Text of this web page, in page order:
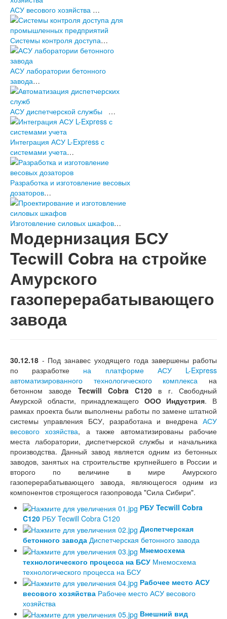
АСУ весового хозяйства …
Системы контроля доступа…
АСУ лаборатории бетонного
завода…
АСУ диспетчерской службы …
Интеграция АСУ L-Express с
системами учета…
Разработка и изготовление весовых
дозаторов…
Изготовление силовых шкафов…
Модернизация БСУ
Tecwill Cobra на стройке
Амурского
газоперерабатывающего
завода
30.12.18 - Под занавес уходящего года завершены работы
по разработке на платформе АСУ L-Express
автоматизированного технологического комплекса на
бетонном заводе Tecwill Cobra C120 в г. Свободный
Амурской области, принадлежащего ООО Индустрия. В
рамках проекта были выполнены работы по замене штатной
системы управления БСУ, разработана и внедрена АСУ
весового хозяйства, а также автоматизированы рабочие
места лаборатории, диспетчерской службы и начальника
производства. Данный завод является одним из бетонных
заводов, занятых на строительстве крупнейшего в России и
второго по величине в мире Амурского
газоперерабатывающего завода, являющегося одним из
компонентов строящегося газопровода "Сила Сибири".
РБУ Tecwill Cobra
C120 РБУ Tecwill Cobra C120
Диспетчерская
бетонного завода Диспетчерская бетонного завода
Мнемосхема
технологического процесса на БСУ Мнемосхема
технологического процесса на БСУ
Рабочее место АСУ
весового хозяйства Рабочее место АСУ весового
хозяйства
Внешний вид